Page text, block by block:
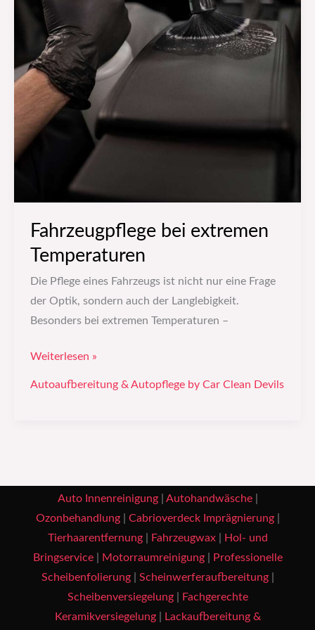
Fahrzeugpflege bei extremen
Temperaturen
Die Pflege eines Fahrzeugs ist nicht nur eine Frage
der Optik, sondern auch der Langlebigkeit.
Besonders bei extremen Temperaturen –
Weiterlesen »
Autoaufbereitung & Autopflege by Car Clean Devils
Auto Innenreinigung| Autohandwäsche|
Ozonbehandlung| Cabrioverdeck Imprägnierung|
Tierhaarentfernung| Fahrzeugwax|
Hol- und
Bringservice| Motorraumreinigung|
Professionelle
Scheibenfolierung| Scheinwerferaufbereitung|
Scheibenversiegelung|
Fachgerechte
Keramikversiegelung| Lackaufbereitung &